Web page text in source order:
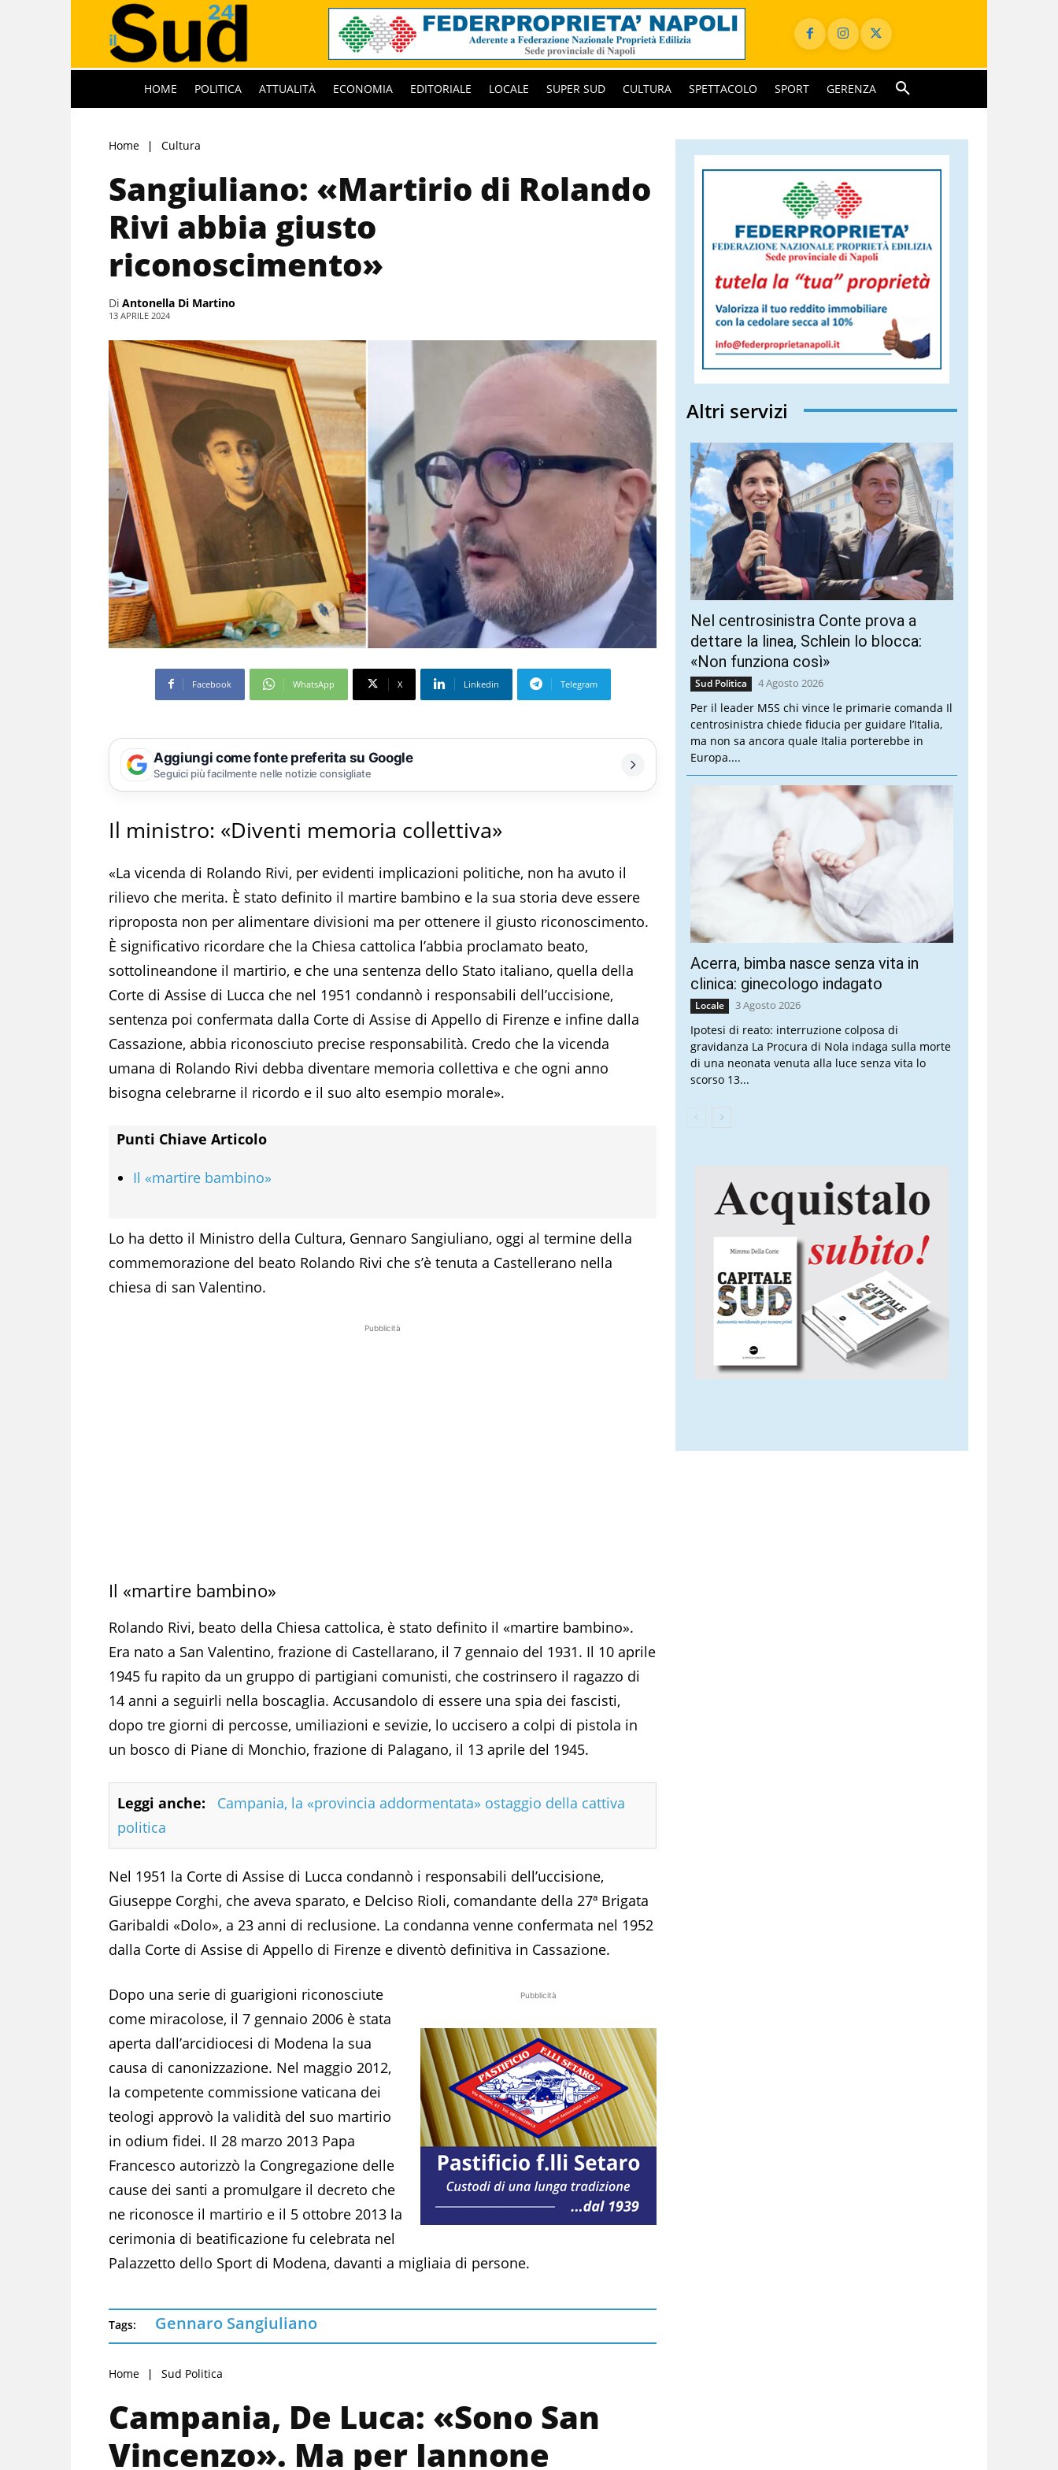
HOME POLITICA ATTUALITÀ ECONOMIA EDITORIALE LOCALE SUPER SUD CULTURA SPETTACOLO SPORT GERENZA
Home Cultura
Sangiuliano: «Martirio di Rolando
Rivi abbia giusto
riconoscimento»
Di Antonella Di Martino
13 APRILE 2024
Facebook WhatsApp X Linkedin Telegram
Aggiungi come fonte preferita su Google
Seguici più facilmente nelle notizie consigliate
Il ministro: «Diventi memoria collettiva»
«La vicenda di Rolando Rivi, per evidenti implicazioni politiche, non ha avuto il
rilievo che merita. È stato definito il martire bambino e la sua storia deve essere
riproposta non per alimentare divisioni ma per ottenere il giusto riconoscimento.
È significativo ricordare che la Chiesa cattolica l’abbia proclamato beato,
sottolineandone il martirio, e che una sentenza dello Stato italiano, quella della
Corte di Assise di Lucca che nel 1951 condannò i responsabili dell’uccisione,
sentenza poi confermata dalla Corte di Assise di Appello di Firenze e infine dalla
Cassazione, abbia riconosciuto precise responsabilità. Credo che la vicenda
umana di Rolando Rivi debba diventare memoria collettiva e che ogni anno
bisogna celebrarne il ricordo e il suo alto esempio morale».
Punti Chiave Articolo
Il «martire bambino»
Lo ha detto il Ministro della Cultura, Gennaro Sangiuliano, oggi al termine della
commemorazione del beato Rolando Rivi che s’è tenuta a Castellerano nella
chiesa di san Valentino.
Pubblicità
Il «martire bambino»
Rolando Rivi, beato della Chiesa cattolica, è stato definito il «martire bambino».
Era nato a San Valentino, frazione di Castellarano, il 7 gennaio del 1931. Il 10 aprile
1945 fu rapito da un gruppo di partigiani comunisti, che costrinsero il ragazzo di
14 anni a seguirli nella boscaglia. Accusandolo di essere una spia dei fascisti,
dopo tre giorni di percosse, umiliazioni e sevizie, lo uccisero a colpi di pistola in
un bosco di Piane di Monchio, frazione di Palagano, il 13 aprile del 1945.
Leggi anche:
Campania, la «provincia addormentata» ostaggio della cattiva
politica
Nel 1951 la Corte di Assise di Lucca condannò i responsabili dell’uccisione,
Giuseppe Corghi, che aveva sparato, e Delciso Rioli, comandante della 27ª Brigata
Garibaldi «Dolo», a 23 anni di reclusione. La condanna venne confermata nel 1952
dalla Corte di Assise di Appello di Firenze e diventò definitiva in Cassazione.
Pubblicità
Dopo una serie di guarigioni riconosciute
come miracolose, il 7 gennaio 2006 è stata
aperta dall’arcidiocesi di Modena la sua
causa di canonizzazione. Nel maggio 2012,
la competente commissione vaticana dei
teologi approvò la validità del suo martirio
in odium fidei. Il 28 marzo 2013 Papa
Francesco autorizzò la Congregazione delle
cause dei santi a promulgare il decreto che
ne riconosce il martirio e il 5 ottobre 2013 la
cerimonia di beatificazione fu celebrata nel
Palazzetto dello Sport di Modena, davanti a migliaia di persone.
Tags: Gennaro Sangiuliano
Home Sud Politica
Campania, De Luca: «Sono San
Vincenzo». Ma per Iannone
Altri servizi
Nel centrosinistra Conte prova a
dettare la linea, Schlein lo blocca:
«Non funziona così»
Sud Politica 4 Agosto 2026
Per il leader M5S chi vince le primarie comanda Il
centrosinistra chiede fiducia per guidare l’Italia,
ma non sa ancora quale Italia porterebbe in
Europa....
Acerra, bimba nasce senza vita in
clinica: ginecologo indagato
Locale 3 Agosto 2026
Ipotesi di reato: interruzione colposa di
gravidanza La Procura di Nola indaga sulla morte
di una neonata venuta alla luce senza vita lo
scorso 13...